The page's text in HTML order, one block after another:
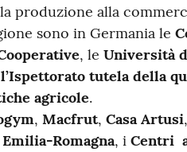
produzione alla
sono in Germania le
, le Università
l’Ispettorato tutela della
agricole.
, Macfrut, Casa Artusi,
Romagna, i Centri